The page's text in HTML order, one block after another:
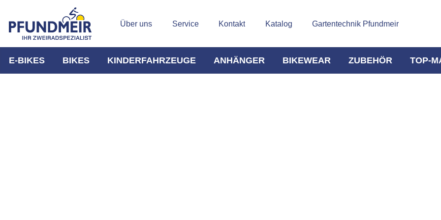
Über uns Service Kontakt Katalog Gartentechnik Pfundmeir
E-BIKES BIKES KINDERFAHRZEUGE ANHÄNGER BIKEWEAR ZUBEHÖR TOP-